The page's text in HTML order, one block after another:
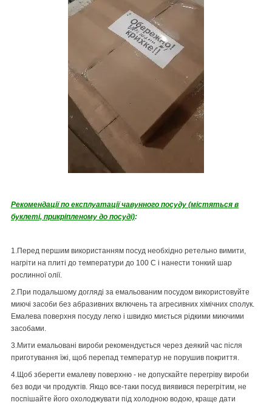
Рекомендації по експлуатації чавунного посуду (містяться в
буклеті, прикріпленому до посуді):
1.Перед першим використанням посуд необхідно ретельно вимити,
нагріти на плиті до температури до 100 С і нанести тонкий шар
рослинної олії.
2.При подальшому догляді за емальованим посудом використовуйте
миючі засоби без абразивних включень та агресивних хімічних сполук.
Емалева поверхня посуду легко і швидко миється рідкими миючими
засобами.
3.Мити емальовані вироби рекомендується через деякий час після
приготування їжі, щоб перепад температур не порушив покриття.
4.Щоб зберегти емалеву поверхню - не допускайте перегріву вироби
без води чи продуктів. Якщо все-таки посуд виявився перегрітим, не
поспішайте його охолоджувати під холодною водою, краще дати